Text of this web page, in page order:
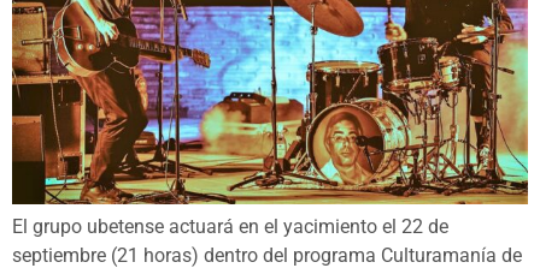
El grupo ubetense actuará en el yacimiento el 22 de
septiembre (21 horas) dentro del programa Culturamanía de